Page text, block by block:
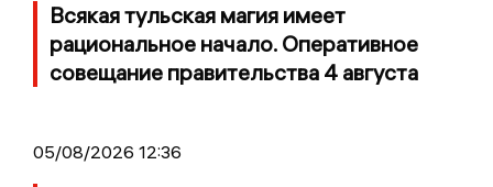
Всякая тульская магия имеет
рациональное начало. Оперативное
совещание правительства 4 августа
05/08/2026 12:36